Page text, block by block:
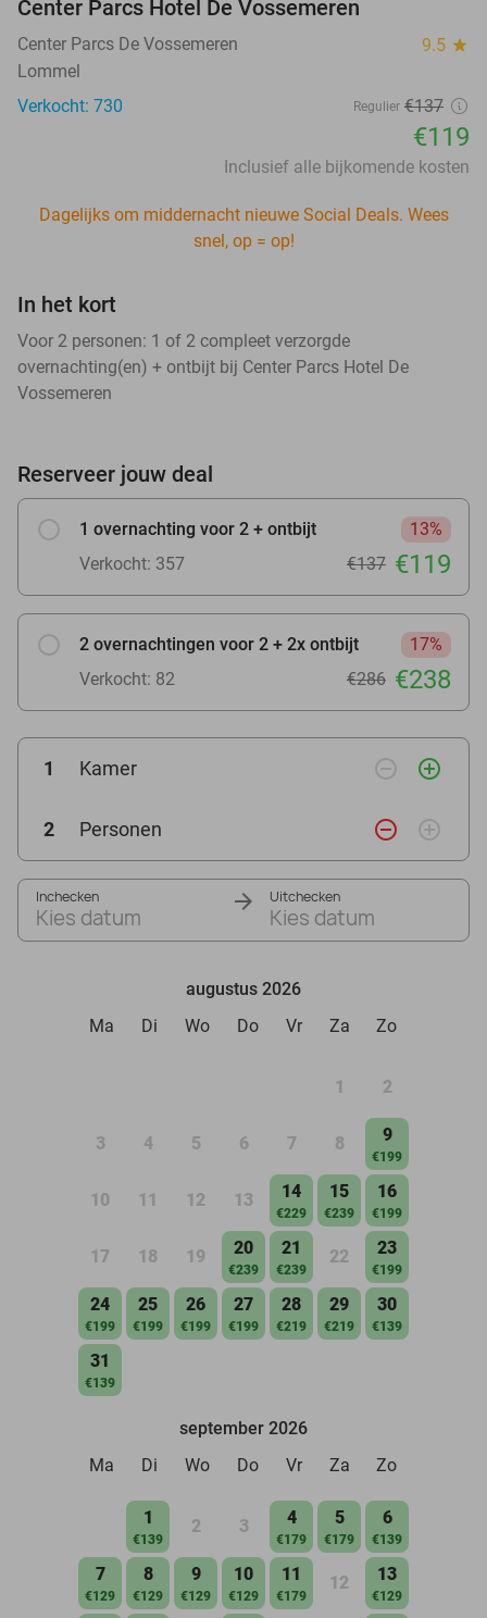
Center Parcs Hotel De Vossemeren
Center Parcs De Vossemeren 9.5 star
Lommel
Verkocht: 730
Regulier €137
€119
Inclusief alle bijkomende kosten
Dagelijks om middernacht nieuwe Social Deals. Wees
snel, op = op!
In het kort
Voor 2 personen: 1 of 2 compleet verzorgde
overnachting(en) + ontbijt bij Center Parcs Hotel De
Vossemeren
Reserveer jouw deal
1 overnachting voor 2 + ontbijt
13%
Verkocht: 357
€137 €119
2 overnachtingen voor 2 + 2x ontbijt
17%
Verkocht: 82
€286 €238
1 Kamer remove_circle_outline add_circle_outline
2 Personen remove_circle_outline add_circle_outline
Inchecken
Kies datum
Uitchecken
Kies datum
augustus 2026
Ma
Di Wo Do Vr Za Zo
1 2
3 4 5 6 7 8 9
€199
10 11 12 13 14
€229
15
€239
16
€199
17 18 19 20
€239
21
€239
22 23
€199
24
€199
25
€199
26
€199
27
€199
28
€219
29
€219
30
€139
31
€139
september 2026
Ma
Di Wo Do Vr Za Zo
1
€139
2 3 4
€179
5
€179
6
€139
7
€129
8
€129
9
€129
10
€129
11
€179
12 13
€129